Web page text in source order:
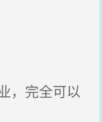
，完全可以